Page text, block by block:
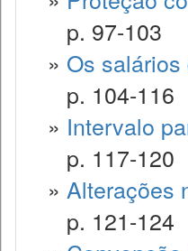
p. 97-103
» Os salários
p. 104-116
» Intervalo
p. 117-120
» Alterações
p. 121-124